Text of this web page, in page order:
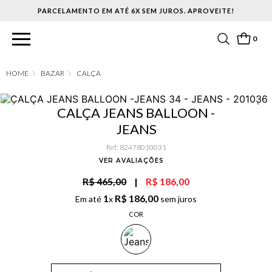
PARCELAMENTO EM ATÉ 6X SEM JUROS. APROVEITE!
0
BAZAR CALÇA
CALÇA JEANS BALLOON -
JEANS
Ref: 82478010031
VER AVALIAÇÕES
R$ 465,00 | R$ 186,00
Em até 1x R$ 186,00 sem juros
COR